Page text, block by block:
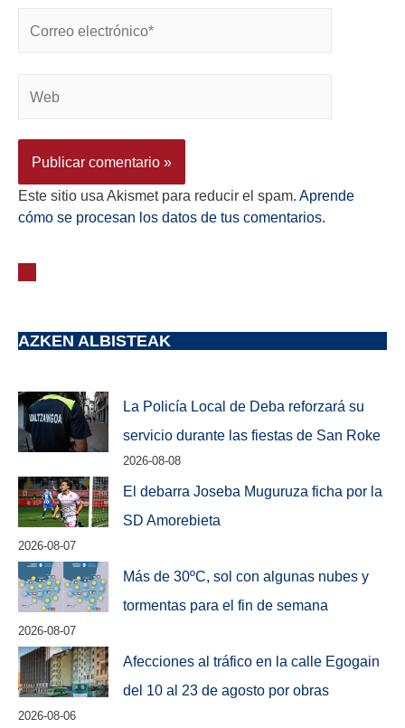
Este sitio usa Akismet para reducir el spam. Aprende
cómo se procesan los datos de tus comentarios.
AZKEN ALBISTEAK
La Policía Local de Deba reforzará su
servicio durante las fiestas de San Roke
2026-08-08
El debarra Joseba Muguruza ficha por la
SD Amorebieta
2026-08-07
Más de 30ºC, sol con algunas nubes y
tormentas para el fin de semana
2026-08-07
Afecciones al tráfico en la calle Egogain
del 10 al 23 de agosto por obras
2026-08-06